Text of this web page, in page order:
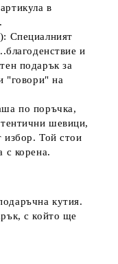
в
.
Специалният
и
подарък за
"говори" на
по поръчка,
шевици,
избор. Той стои
с корена.
кутия.
с който ще